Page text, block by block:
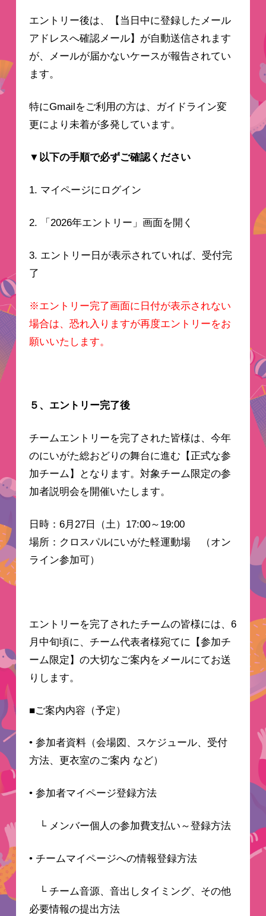
エントリー後は、【当日中に登録したメール
アドレスへ確認メール】が自動送信されます
が、メールが届かないケースが報告されてい
ます。
特にGmailをご利用の方は、ガイドライン変
更により未着が多発しています。
▼以下の手順で必ずご確認ください
1. マイページにログイン
2. 「2026年エントリー」画面を開く
3. エントリー日が表示されていれば、受付完
了
※エントリー完了画面に日付が表示されない
場合は、恐れ入りますが再度エントリーをお
願いいたします。
５、エントリー完了後
チームエントリーを完了された皆様は、今年
のにいがた総おどりの舞台に進む【正式な参
加チーム】となります。対象チーム限定の参
加者説明会を開催いたします。
日時：6月27日（土）17:00～19:00
場所：クロスパルにいがた軽運動場 （オン
ライン参加可）
エントリーを完了されたチームの皆様には、6
月中旬頃に、チーム代表者様宛てに【参加チ
ーム限定】の大切なご案内をメールにてお送
りします。
■ご案内内容（予定）
• 参加者資料（会場図、スケジュール、受付
方法、更衣室のご案内 など）
• 参加者マイページ登録方法
└ メンバー個人の参加費支払い～登録方法
• チームマイページへの情報登録方法
└ チーム音源、音出しタイミング、その他
必要情報の提出方法